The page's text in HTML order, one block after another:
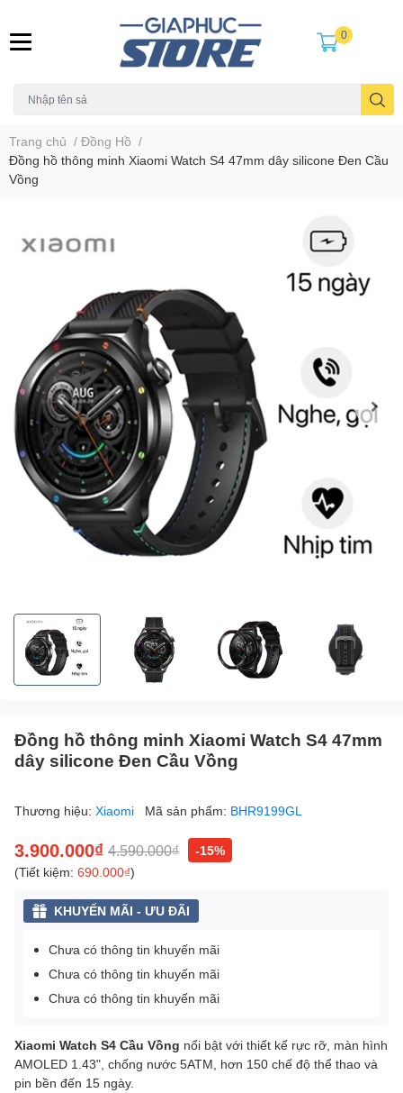
0
Trang chủ / Đồng Hồ /
Đồng hồ thông minh Xiaomi Watch S4 47mm dây silicone Đen Cầu
Vồng
Đồng hồ thông minh Xiaomi Watch S4 47mm
dây silicone Đen Cầu Vồng
Thương hiệu: Xiaomi Mã sản phẩm: BHR9199GL
3.900.000₫ 4.590.000₫
-15%
(Tiết kiệm: 690.000₫)
KHUYẾN MÃI - ƯU ĐÃI
Chưa có thông tin khuyến mãi
Chưa có thông tin khuyến mãi
Chưa có thông tin khuyến mãi
Xiaomi Watch S4 Cầu Vồng nổi bật với thiết kế rực rỡ, màn hình
AMOLED 1.43", chống nước 5ATM, hơn 150 chế độ thể thao và
pin bền đến 15 ngày.